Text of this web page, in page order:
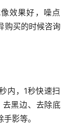
效果好，噪点
购买的时候咨询
内， 1秒快速扫
黑边、去除底
影等。